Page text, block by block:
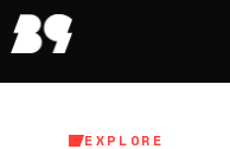
EXPLORE